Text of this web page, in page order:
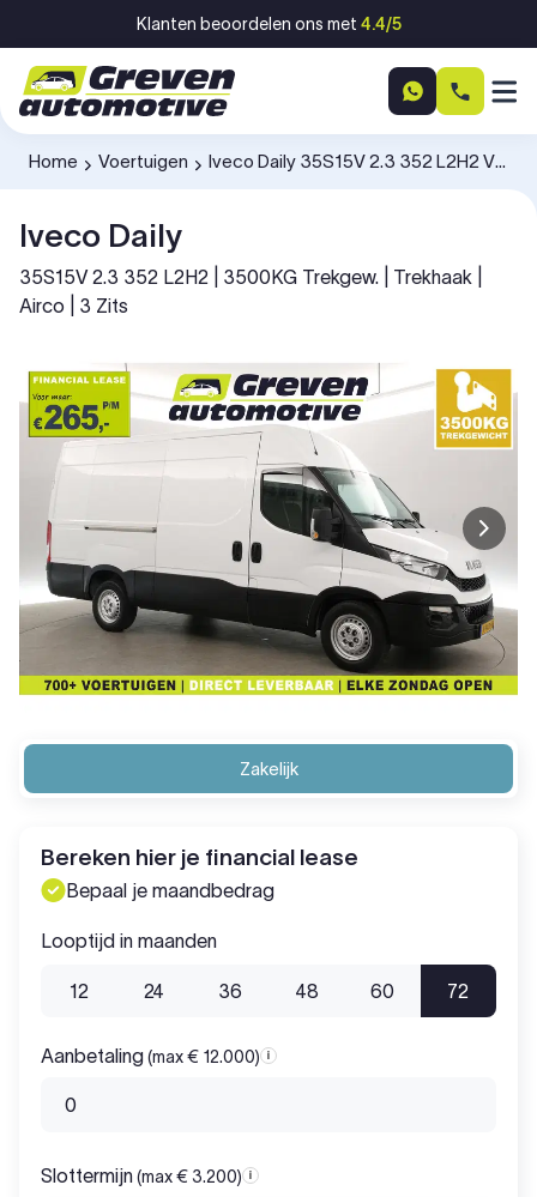
Ga naar inhoudKlanten beoordelen ons met 4.4/5
Home
-
Voertuigen
-
Iveco Daily 35S15V 2.3 352 L2H2 V943SX
Iveco Daily
35S15V 2.3 352 L2H2 | 3500KG Trekgew. | Trekhaak |
Airco | 3 Zits
Zakelijk
Bereken hier je financial lease
Bepaal je maandbedrag
Looptijd in maanden
12 24 36 48 60 72
Aanbetaling(max € 12.000) Aanbetaling
Slottermijn(max € 3.200) Slottermijn